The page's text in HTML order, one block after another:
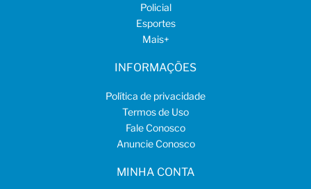
Policial
Esportes
Mais+
INFORMAÇÕES
Política de privacidade
Termos de Uso
Fale Conosco
Anuncie Conosco
MINHA CONTA